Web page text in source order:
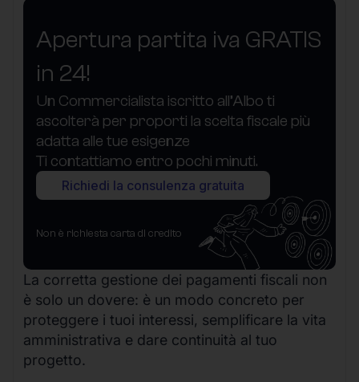
Apertura partita iva GRATIS
in 24!
Un Commercialista iscritto all’Albo ti
ascolterà per proporti la scelta fiscale più
adatta alle tue esigenze
Ti contattiamo entro pochi minuti.
Richiedi la consulenza gratuita
Non è richiesta carta di credito
La corretta gestione dei pagamenti fiscali non
è solo un dovere: è un modo concreto per
proteggere i tuoi interessi, semplificare la vita
amministrativa e dare continuità al tuo
progetto.